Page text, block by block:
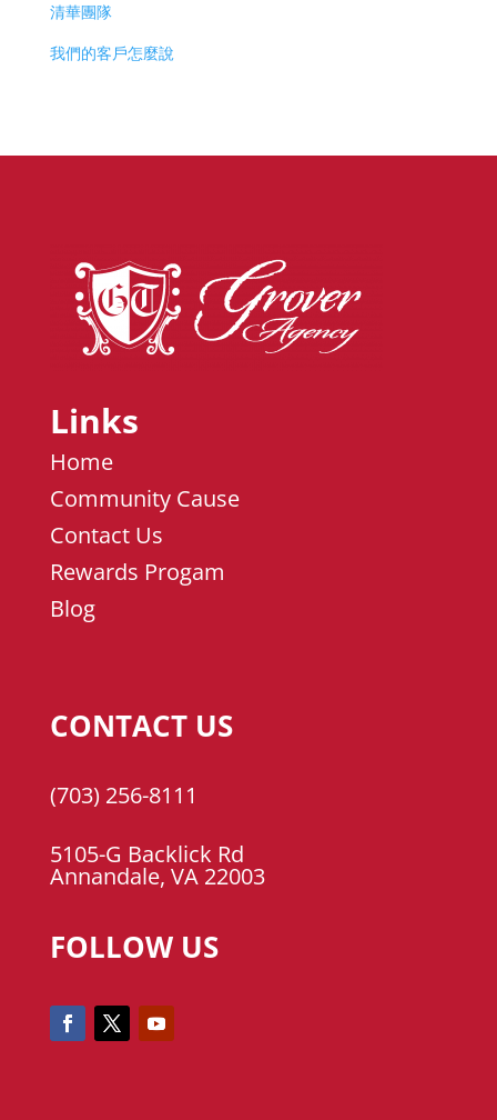
清華團隊
我們的客戶怎麼說
Links
Home
Community Cause
Contact Us
Rewards Progam
Blog
CONTACT US
(703) 256-8111
5105-G Backlick Rd
Annandale, VA 22003
FOLLOW US